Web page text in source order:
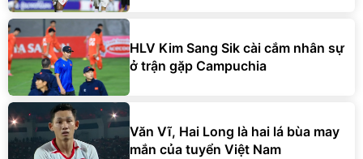
HLV Kim Sang Sik cài cắm nhân sự
ở trận gặp Campuchia
Văn Vĩ, Hai Long là hai lá bùa may
mắn của tuyển Việt Nam